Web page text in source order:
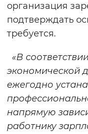
Воспроизвести
организация
подтверждать
требуется.
«В
экономической
ежегодно
напрямую
работнику